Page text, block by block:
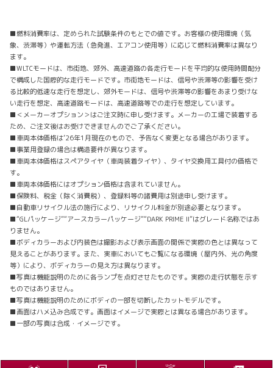
■燃料消費率は、定められた試験条件のもとでの値です。お客様の使用環境（気
象、渋滞等）や運転方法（急発進、エアコン使用等）に応じて燃料消費率は異なり
ます。
■WLTCモードは、市街地、郊外、高速道路の各走行モードを平均的な使用時間配分
で構成した国際的な走行モードです。市街地モードは、信号や渋滞等の影響を受け
る比較的低速な走行を想定し、郊外モードは、信号や渋滞等の影響をあまり受けな
い走行を想定、高速道路モードは、高速道路等での走行を想定しています。
■＜メーカーオプション＞はご注文時に申し受けます。メーカーの工場で装着する
ため、ご注文後はお受けできませんのでご了承ください。
■車両本体価格は’26年1月現在のもので、予告なく変更となる場合があります。
■事業用登録の場合は構造要件が異なります。
■車両本体価格はスペアタイヤ（車両装着タイヤ）、タイヤ交換用工具付の価格で
す。
■車両本体価格にはオプション価格は含まれていません。
■保険料、税金（除く消費税）、登録料等の諸費用は別途申し受けます。
■自動車リサイクル法の施行により、リサイクル料金が別途必要となります。
■“GLパッケージ”“アースカラーパッケージ”“DARK PRIME II”はグレード名称ではあ
りません。
■ボディカラーおよび内装色は撮影および表示画面の関係で実際の色とは異なって
見えることがあります。また、実車においてもご覧になる環境（屋内外、光の角度
等）により、ボディカラーの見え方は異なります。
■写真は機能説明のために各ランプを点灯させたものです。実際の走行状態を示す
ものではありません。
■写真は機能説明のためにボディの一部を切断したカットモデルです。
■画面はハメ込み合成です。 画面はイメージで実際とは異なる場合があります。
■一部の写真は合成・イメージです。